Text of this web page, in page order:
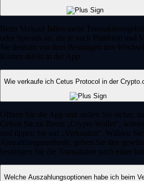
Beim Verkauf fallen meist
oder Spreads an, die je nach Plattform und
Sie deshalb vor dem Bestätigen den
Kosten direkt in der App.
Wie verkaufe ich Cetus Protocol in der
Öffnen Sie die App und stellen Sie sicher,
Gehen Sie zu Ihrem „Crypto Wallet“,
und tippen Sie auf „Verkaufen“. Wählen
Auszahlungsmethode, geben Sie den
bestätigen Sie die Transaktion nach einer
Welche Auszahlungsoptionen habe ich beim